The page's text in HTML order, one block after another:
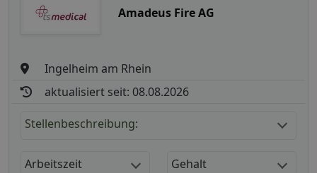
Amadeus Fire AG
Ingelheim am Rhein
aktualisiert seit: 08.08.2026
Stellenbeschreibung:
Arbeitszeit Gehalt